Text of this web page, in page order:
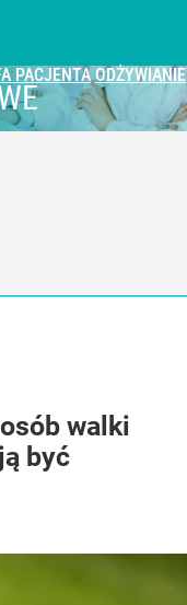
PACJENTA ODŻYWIANIE
walki
być